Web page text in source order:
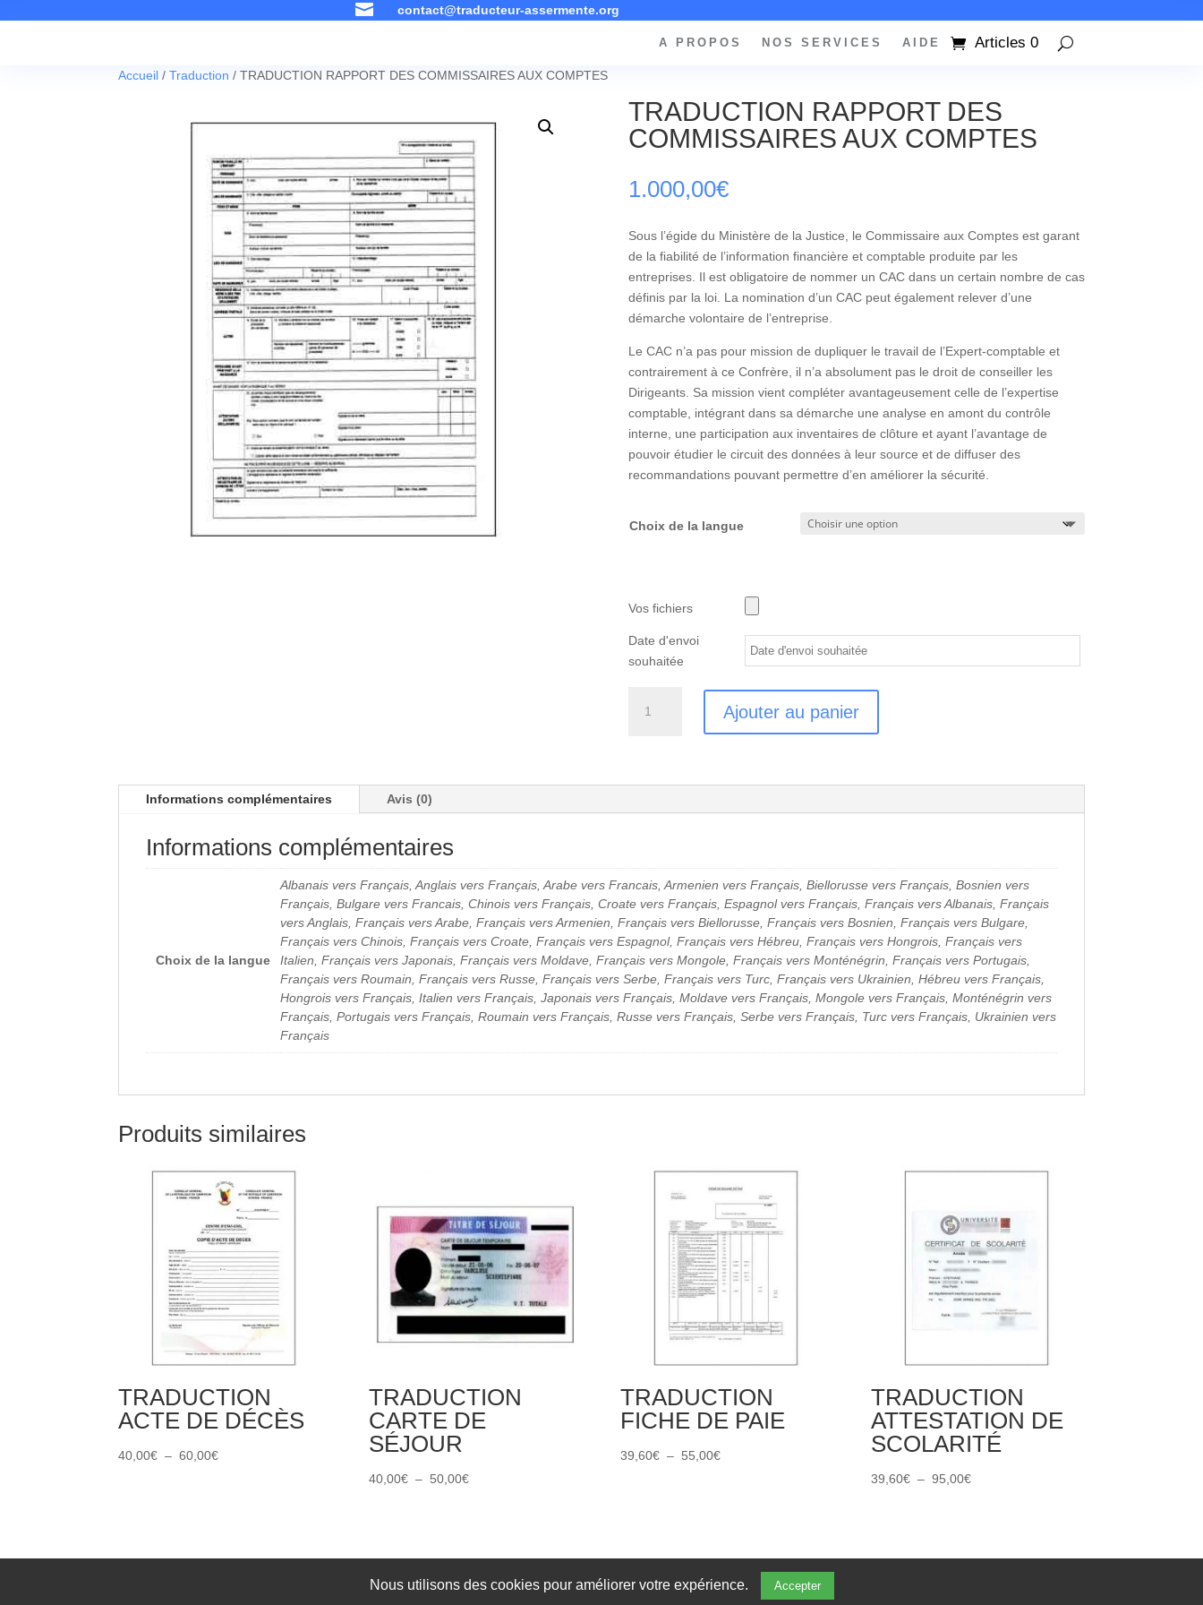
 contact@traducteur-assermente.org
A PROPOS NOS SERVICES AIDE Articles 0
Accueil / Traduction / TRADUCTION RAPPORT DES COMMISSAIRES AUX COMPTES
TRADUCTION RAPPORT DES
COMMISSAIRES AUX COMPTES
1.000,00€
Sous l’égide du Ministère de la Justice, le Commissaire aux Comptes est garant
de la fiabilité de l’information financière et comptable produite par les
entreprises. Il est obligatoire de nommer un CAC dans un certain nombre de cas
définis par la loi. La nomination d’un CAC peut également relever d’une
démarche volontaire de l’entreprise.
Le CAC n’a pas pour mission de dupliquer le travail de l’Expert-comptable et
contrairement à ce Confrère, il n’a absolument pas le droit de conseiller les
Dirigeants. Sa mission vient compléter avantageusement celle de l’expertise
comptable, intégrant dans sa démarche une analyse en amont du contrôle
interne, une participation aux inventaires de clôture et ayant l’avantage de
pouvoir étudier le circuit des données à leur source et de diffuser des
recommandations pouvant permettre d’en améliorer la sécurité.
Choix de la langue
Vos fichiers
Date d'envoi
souhaitée
TRADUCTION
Ajouter au panier
Informations complémentaires Avis (0)
Informations complémentaires
Choix de la langue
Albanais vers Français, Anglais vers Français, Arabe vers Francais, Armenien vers Français, Biellorusse vers Français, Bosnien vers
Français, Bulgare vers Francais, Chinois vers Français, Croate vers Français, Espagnol vers Français, Français vers Albanais, Français
vers Anglais, Français vers Arabe, Français vers Armenien, Français vers Biellorusse, Français vers Bosnien, Français vers Bulgare,
Français vers Chinois, Français vers Croate, Français vers Espagnol, Français vers Hébreu, Français vers Hongrois, Français vers
Italien, Français vers Japonais, Français vers Moldave, Français vers Mongole, Français vers Monténégrin, Français vers Portugais,
Français vers Roumain, Français vers Russe, Français vers Serbe, Français vers Turc, Français vers Ukrainien, Hébreu vers Français,
Hongrois vers Français, Italien vers Français, Japonais vers Français, Moldave vers Français, Mongole vers Français, Monténégrin vers
Français, Portugais vers Français, Roumain vers Français, Russe vers Français, Serbe vers Français, Turc vers Français, Ukrainien vers
Français
Produits similaires
TRADUCTION
ACTE DE DÉCÈS
40,00€ – 60,00€Plage
TRADUCTION
CARTE DE
SÉJOUR
40,00€ – 50,00€Plage
50,00€
TRADUCTION
FICHE DE PAIE
39,60€ – 55,00€Plage
TRADUCTION
ATTESTATION DE
SCOLARITÉ
39,60€ – 95,00€Plage
Nous utilisons des cookies pour améliorer votre expérience. Accepter